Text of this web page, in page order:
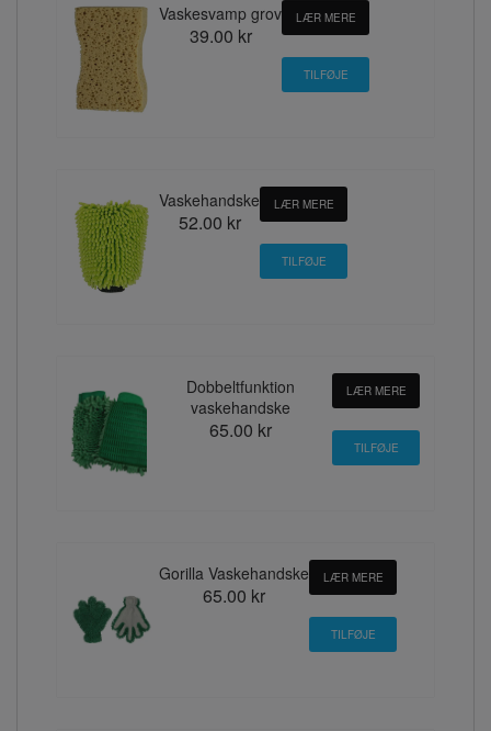
Vaskesvamp grov
39.00 kr
LÆR MERE
Vaskehandske
52.00 kr
LÆR MERE
Dobbeltfunktion
vaskehandske
65.00 kr
LÆR MERE
Gorilla Vaskehandske
65.00 kr
LÆR MERE